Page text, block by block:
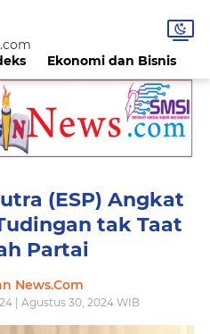
Ekonomi dan Bisnis
(ESP) Angkat
tak Taat
Partai
News.Com
| Agustus 30, 2024 WIB